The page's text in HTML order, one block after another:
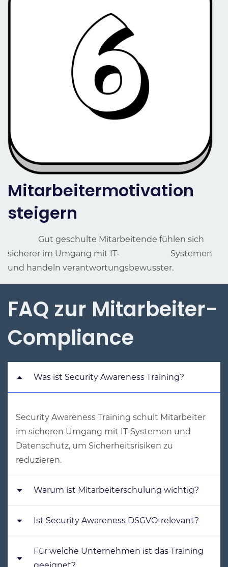
Mitarbeitermotivation
steigern
Gut geschulte Mitarbeitende fühlen sich
sicherer im Umgang mit IT- Systemen
und handeln verantwortungsbewusster.
FAQ zur Mitarbeiter-
Compliance
Was ist Security Awareness Training?
Security Awareness Training schult Mitarbeiter
im sicheren Umgang mit IT-Systemen und
Datenschutz, um Sicherheitsrisiken zu
reduzieren.
Warum ist Mitarbeiterschulung wichtig?
Weil viele Cyberangriffe durch menschliche
Risiken deutlich zu reduzieren.
Ist Security Awareness DSGVO-relevant?
Ja. Der sichere Umgang mit
Für welche Unternehmen ist das Training